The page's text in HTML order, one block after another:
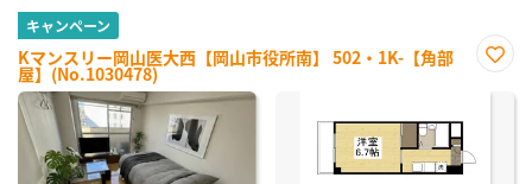
キャンペーン
Kマンスリー岡山医大西【岡山市役所南】 502・1K-【角部
屋】(No.1030478)
に入